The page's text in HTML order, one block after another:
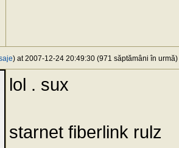
) at 2007-12-24 20:49:30 (971 săptămâni în urmă)
lol . sux
starnet fiberlink rulz